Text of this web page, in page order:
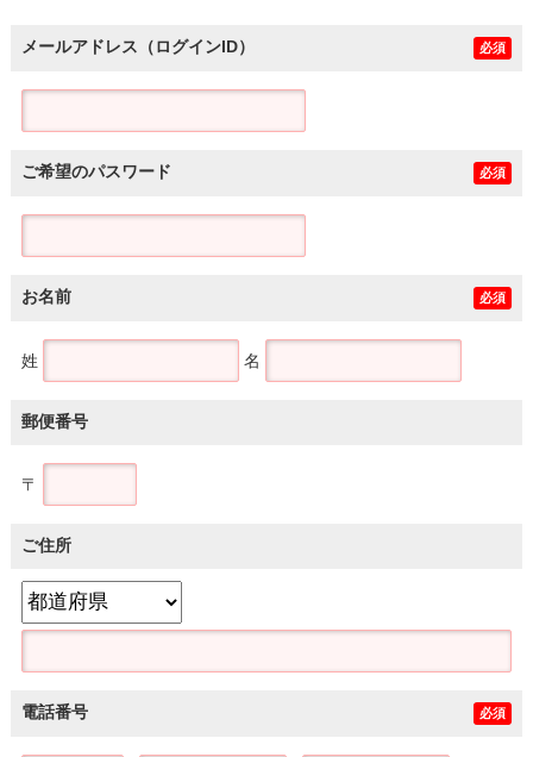
メールアドレス（ログインID） 必須
ご希望のパスワード 必須
お名前 必須
姓 名
郵便番号
〒
ご住所
電話番号 必須